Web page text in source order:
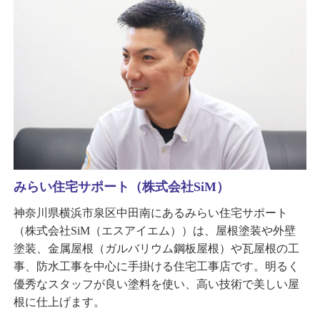
みらい住宅サポート（株式会社SiM）
神奈川県横浜市泉区中田南にあるみらい住宅サポート
（株式会社SiM（エスアイエム））は、屋根塗装や外壁
塗装、金属屋根（ガルバリウム鋼板屋根）や瓦屋根の工
事、防水工事を中心に手掛ける住宅工事店です。明るく
優秀なスタッフが良い塗料を使い、高い技術で美しい屋
根に仕上げます。